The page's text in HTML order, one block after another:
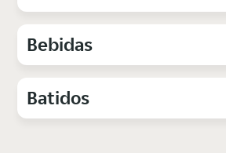
Bebidas
Batidos